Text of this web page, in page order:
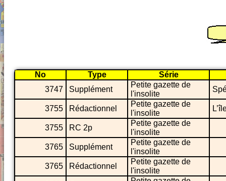
No Type
Série
3747
Supplément
Petite gazette de
l'insolite
3755 Rédactionnel
Petite gazette de
l'insolite
3755 RC 2p
Petite gazette de
l'insolite
3765
Supplément
Petite gazette de
l'insolite
3765
Rédactionnel
Petite gazette de
l'insolite